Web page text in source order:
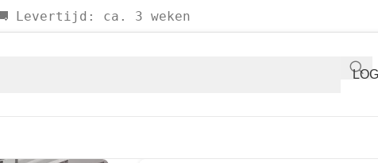
Levertijd: ca. 3 weken